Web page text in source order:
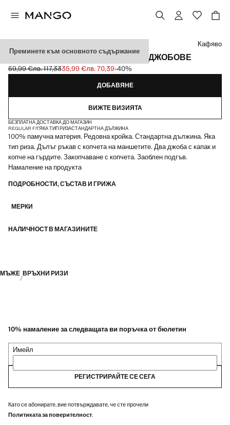
Преминете към основното съдържание
ВЪНШНА РИЗА ОТ 100% ПАМУК С ДЖОБОВЕ
Задраскана първоначална цена [59,99 € лв. 117,33]
59,99 €лв. 117,33
Текуща цена [35,99 € лв. 70,39]
35,99 €лв. 70,39-40%
Изберете цвят
Кафяво
ДОБАВЯНЕ
ВИЖТЕ ВИЗИЯТА
БЕЗПЛАТНА ДОСТАВКА ДО МАГАЗИН
REGULAR FITЯКА ТИП РИЗАСТАНДАРТНА ДЪЛЖИНА
100% памучна материя. Редовна кройка. Стандартна дължина. Яка
тип риза. Дълъг ръкав с копчета на маншетите. Два джоба с капак и
копче на гърдите. Закопчаване с копчета. Заоблен подгъв.
Намаление на продукта
ПОДРОБНОСТИ, СЪСТАВ И ГРИЖА
МЕРКИ
НАЛИЧНОСТ В МАГАЗИНИТЕ
МЪЖЕ ВРЪХНИ РИЗИ
10% намаление за следващата ви поръчка от бюлетин
Имейл
РЕГИСТРИРАЙТЕ СЕ СЕГА
Като се абонирате, вие потвърждавате, че сте прочели
Политиката за поверителност.